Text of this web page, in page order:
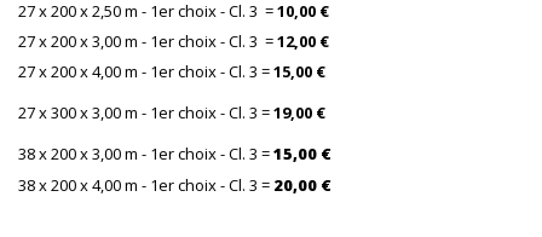
27 x 200 x 2,50 m - 1er choix- Cl. 3 =10,00 €
27 x 200 x 3,00 m - 1er choix- Cl. 3 =12,00 €
27 x 200 x 4,00 m - 1er choix- Cl. 3 =15,00 €
27 x 300 x 3,00 m - 1er choix- Cl. 3 =19,00 €
38 x 200 x 3,00 m - 1er choix- Cl. 3 =15,00 €
38 x 200 x 4,00 m - 1er choix- Cl. 3 = 20,00 €